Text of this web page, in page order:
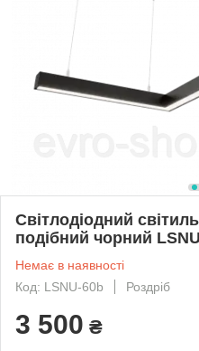
Світлодіодний
подібний чорний
Немає в наявності
Код: LSNU-60b
Роздріб
3 500 ₴